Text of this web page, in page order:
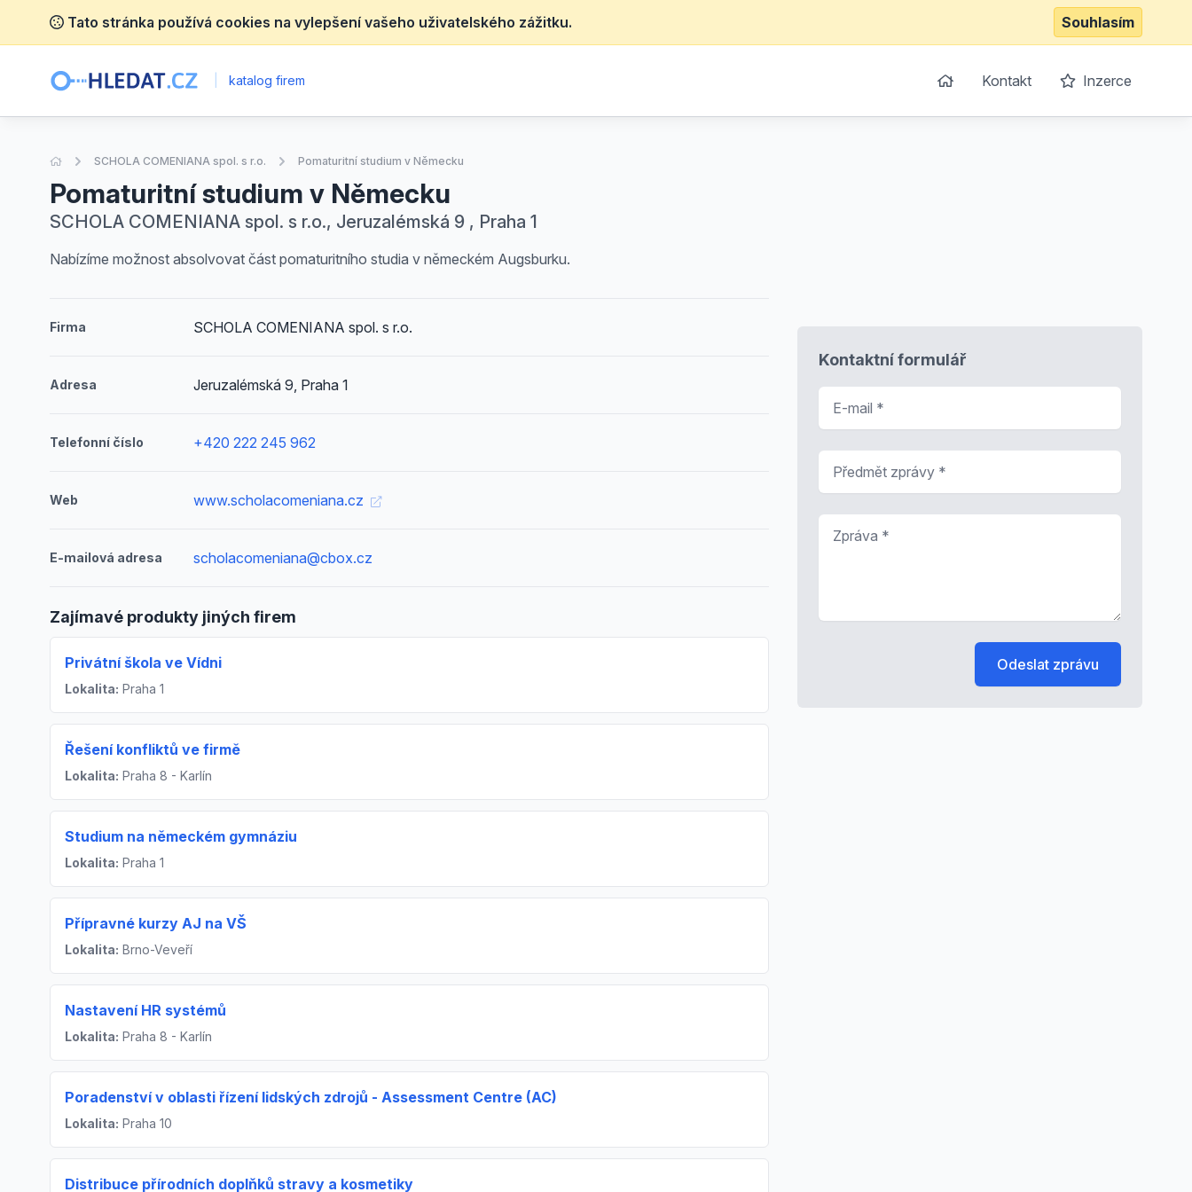
Tato stránka používá cookies na vylepšení vašeho uživatelského zážitku. Souhlasím
katalog firem Kontakt Inzerce
Úvodní stránka
SCHOLA COMENIANA spol. s r.o. Pomaturitní studium v Německu
Pomaturitní studium v Německu
SCHOLA COMENIANA spol. s r.o., Jeruzalémská 9 , Praha 1
Nabízíme možnost absolvovat část pomaturitního studia v německém Augsburku.
Firma SCHOLA COMENIANA spol. s r.o.
Adresa Jeruzalémská 9, Praha 1
Telefonní číslo +420 222 245 962
Web www.scholacomeniana.cz
E-mailová adresa scholacomeniana@cbox.cz
Zajímavé produkty jiných firem
Privátní škola ve Vídni
Lokalita: Praha 1
Řešení konfliktů ve firmě
Lokalita: Praha 8 - Karlín
Studium na německém gymnáziu
Lokalita: Praha 1
Přípravné kurzy AJ na VŠ
Lokalita: Brno-Veveří
Nastavení HR systémů
Lokalita: Praha 8 - Karlín
Poradenství v oblasti řízení lidských zdrojů - Assessment Centre (AC)
Lokalita: Praha 10
Distribuce přírodních doplňků stravy a kosmetiky
Kontaktní formulář
Odeslat zprávu